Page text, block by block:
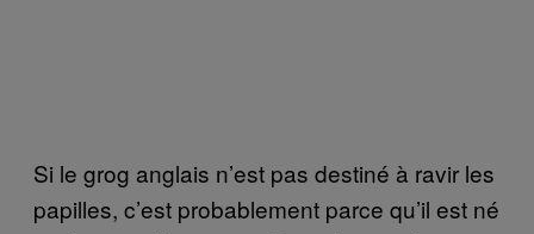
Si le grog anglais n’est pas destiné à ravir les
papilles, c’est probablement parce qu’il est né